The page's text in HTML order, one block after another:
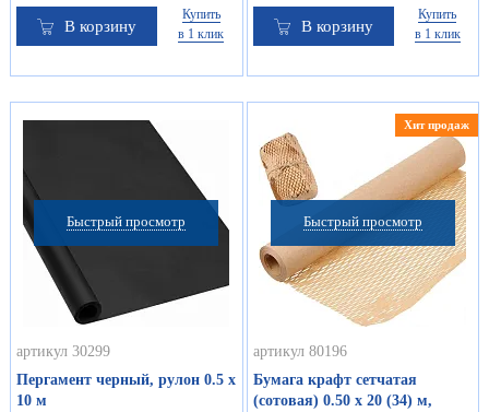
В корзину
Купить
в 1 клик
В корзину
Купить
в 1 клик
Быстрый просмотр
артикул 30299
Пергамент черный, рулон 0.5 х
10 м
Быстрый просмотр
Хит продаж
артикул 80196
Бумага крафт сетчатая
(сотовая) 0.50 х 20 (34) м,